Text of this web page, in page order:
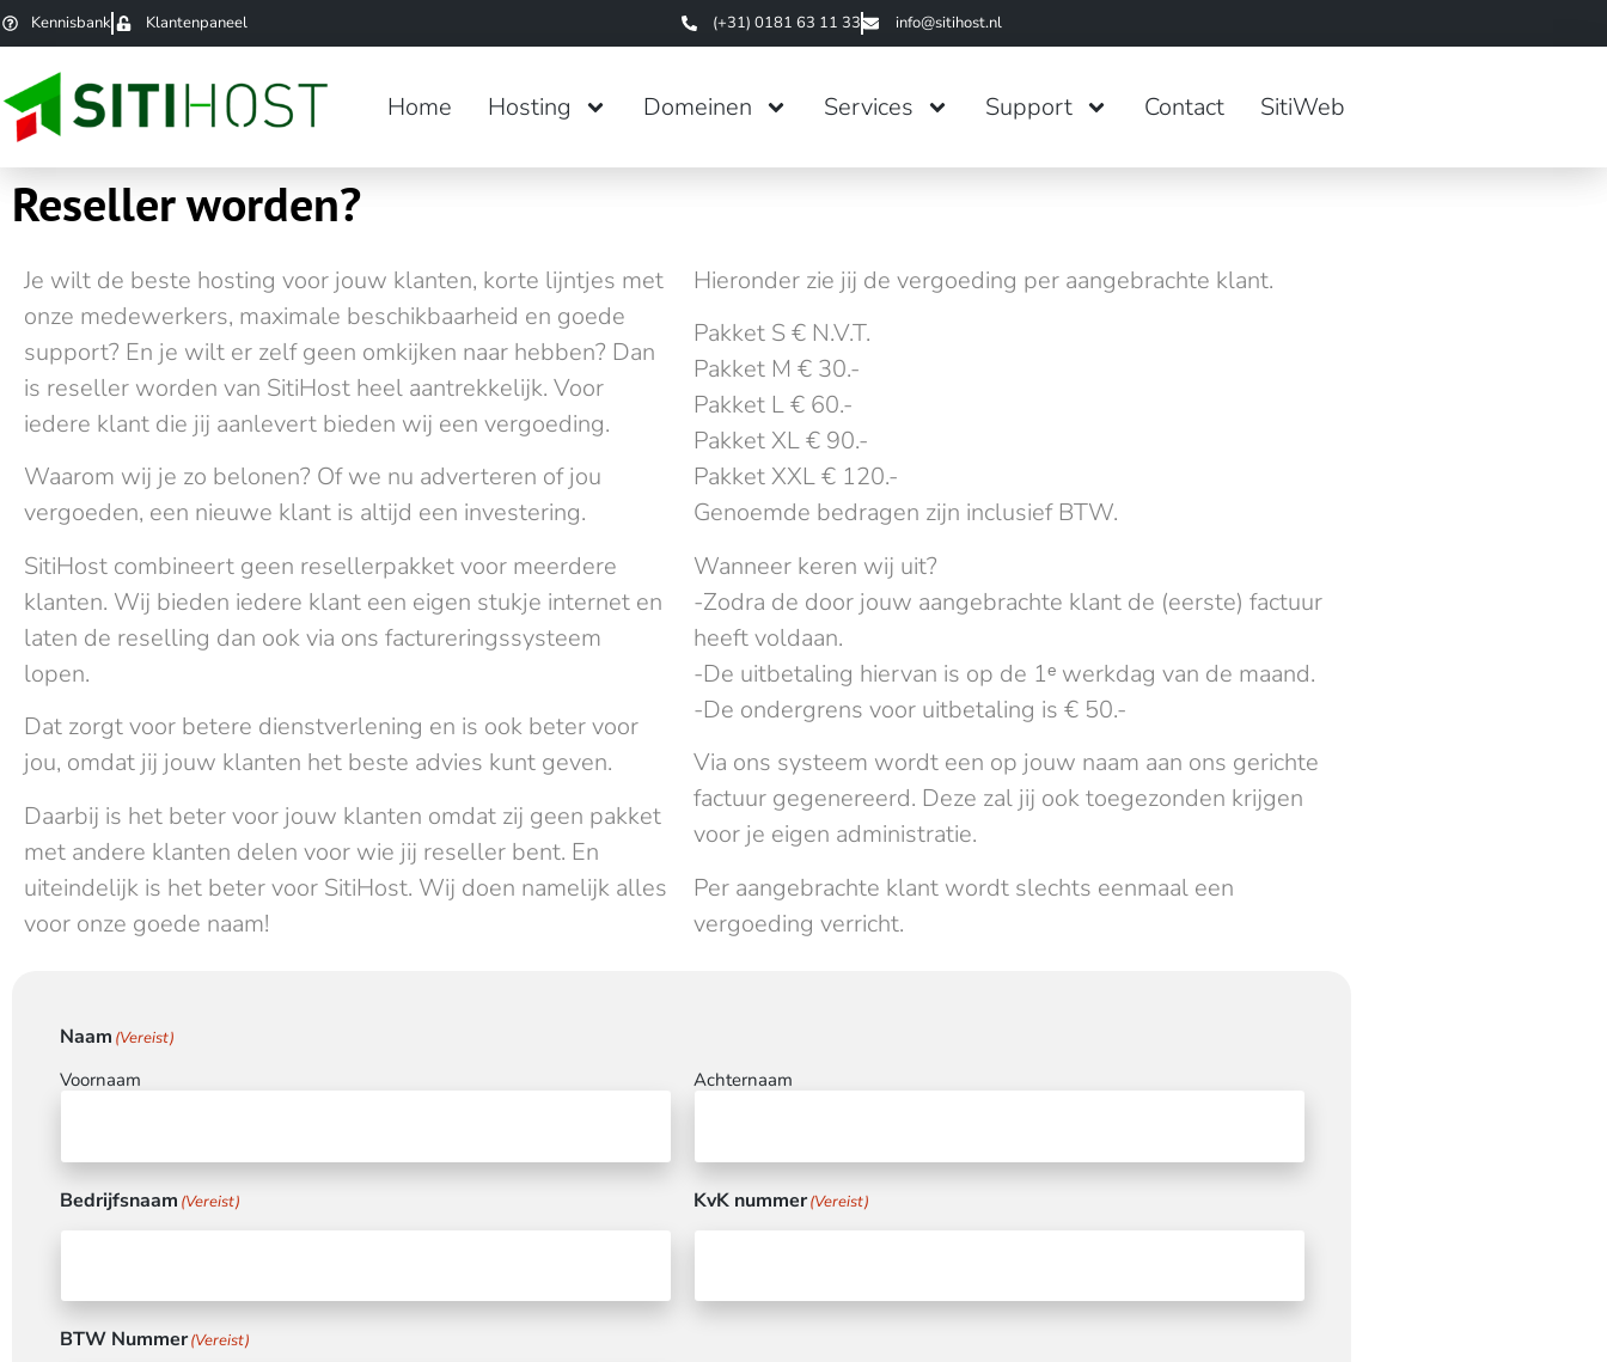
Kennisbank Klantenpaneel (+31) 0181 63 11 33 info@sitihost.nl
Home Hosting Domeinen Services Support Contact SitiWeb
Reseller worden?
Je wilt de beste hosting voor jouw klanten, korte lijntjes met
onze medewerkers, maximale beschikbaarheid en goede
support? En je wilt er zelf geen omkijken naar hebben? Dan
is reseller worden van SitiHost heel aantrekkelijk. Voor
iedere klant die jij aanlevert bieden wij een vergoeding.
Waarom wij je zo belonen? Of we nu adverteren of jou
vergoeden, een nieuwe klant is altijd een investering.
SitiHost combineert geen resellerpakket voor meerdere
klanten. Wij bieden iedere klant een eigen stukje internet en
laten de reselling dan ook via ons factureringssysteem
lopen.
Dat zorgt voor betere dienstverlening en is ook beter voor
jou, omdat jij jouw klanten het beste advies kunt geven.
Daarbij is het beter voor jouw klanten omdat zij geen pakket
met andere klanten delen voor wie jij reseller bent. En
uiteindelijk is het beter voor SitiHost. Wij doen namelijk alles
voor onze goede naam!
Hieronder zie jij de vergoeding per aangebrachte klant.
Pakket S € N.V.T.
Pakket M € 30.-
Pakket L € 60.-
Pakket XL € 90.-
Pakket XXL € 120.-
Genoemde bedragen zijn inclusief BTW.
Wanneer keren wij uit?
-Zodra de door jouw aangebrachte klant de (eerste) factuur
heeft voldaan.
-De uitbetaling hiervan is op de 1ᵉ werkdag van de maand.
-De ondergrens voor uitbetaling is € 50.-
Via ons systeem wordt een op jouw naam aan ons gerichte
factuur gegenereerd. Deze zal jij ook toegezonden krijgen
voor je eigen administratie.
Per aangebrachte klant wordt slechts eenmaal een
vergoeding verricht.
Naam (Vereist)
Voornaam Achternaam
Bedrijfsnaam (Vereist) KvK nummer(Vereist)
BTW Nummer(Vereist)